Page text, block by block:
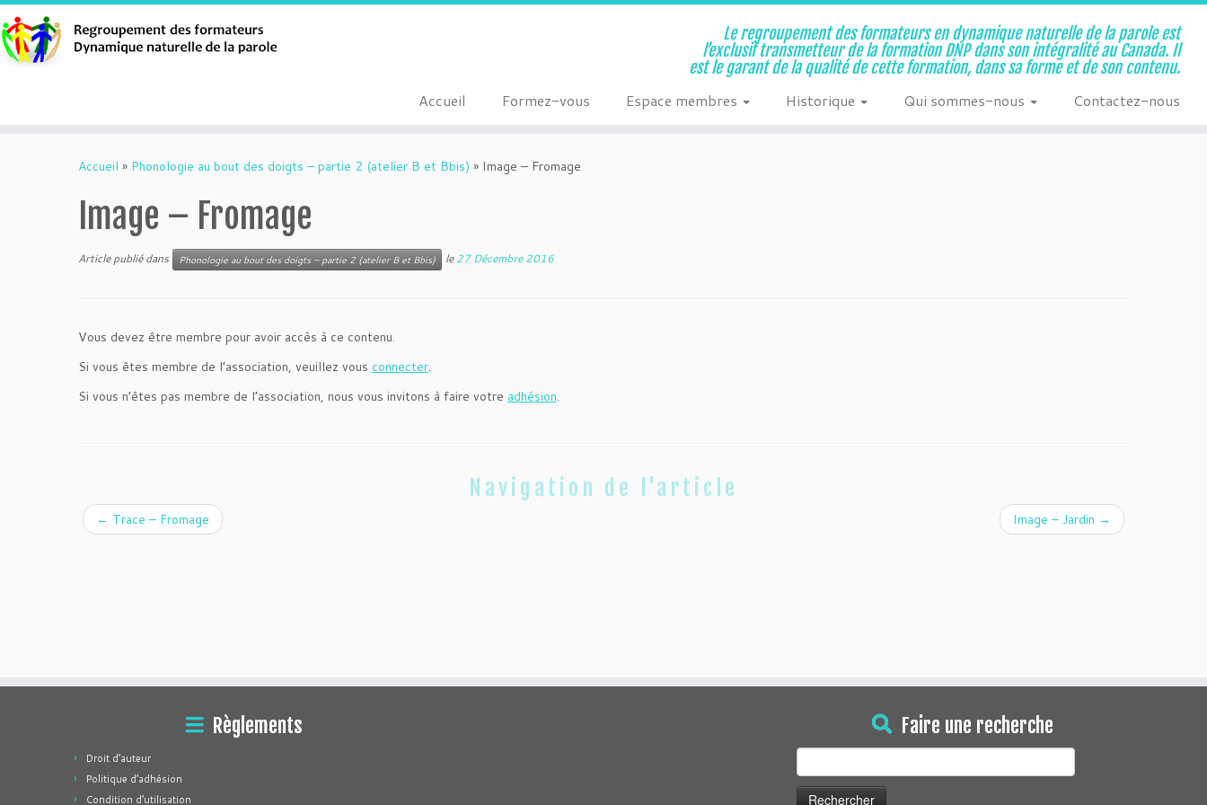
Le regroupement des formateurs en dynamique naturelle de la parole est
l’exclusif transmetteur de la formation DNP dans son intégralité au Canada. Il
est le garant de la qualité de cette formation, dans sa forme et de son contenu.
Accueil Formez-vous Espace membres Historique Qui sommes-nous Contactez-nous
Accueil » Phonologie au bout des doigts – partie 2 (atelier B et Bbis) » Image – Fromage
Image – Fromage
Article publié dans Phonologie au bout des doigts – partie 2 (atelier B et Bbis) le27 Décembre 2016
Vous devez être membre pour avoir accès à ce contenu.
Si vous êtes membre de l’association, veuillez vous connecter.
Si vous n’êtes pas membre de l’association, nous vous invitons à faire votre adhésion.
Navigation de l'article
← Trace – Fromage Image – Jardin →
Règlements
Droit d’auteur
Politique d’adhésion
Condition d’utilisation
Faire une recherche